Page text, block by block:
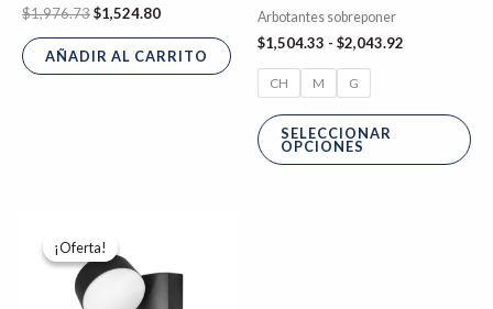
$1,976.73$1,524.80
AÑADIR AL CARRITO
Arbotantes sobreponer
$1,504.33 - $2,043.92
CH M G
SELECCIONAR
OPCIONES
¡Oferta!
¡Oferta!
precio
original
era:
$1,505.33.
es: